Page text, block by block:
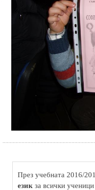
През учебната 2016/
език за всички